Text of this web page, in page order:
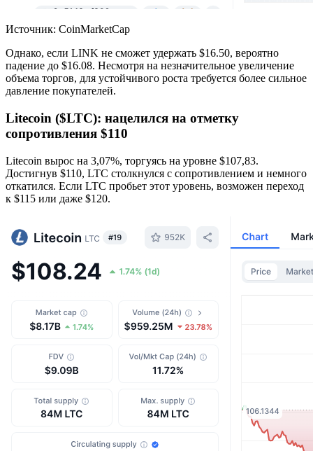
Источник: CoinMarketCap
Однако, если LINK не сможет удержать $16.50, вероятно
падение до $16.08. Несмотря на незначительное увеличение
объема торгов, для устойчивого роста требуется более сильное
давление покупателей.
Litecoin ($LTC): нацелился на отметку
сопротивления $110
Litecoin вырос на 3,07%, торгуясь на уровне $107,83.
Достигнув $110, LTC столкнулся с сопротивлением и немного
откатился. Если LTC пробьет этот уровень, возможен переход
к $115 или даже $120.